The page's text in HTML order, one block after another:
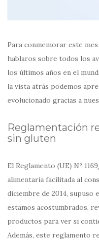
Para conmemorar este
hablaros sobre todos los
los últimos años en el
la vista atrás podemos
evolucionado gracias a
Reglamentación
sin gluten
El Reglamento (UE) Nº
alimentaria facilitada al
diciembre de 2014, supuso
estamos acostumbrados,
productos para ver si
Además, este reglamento